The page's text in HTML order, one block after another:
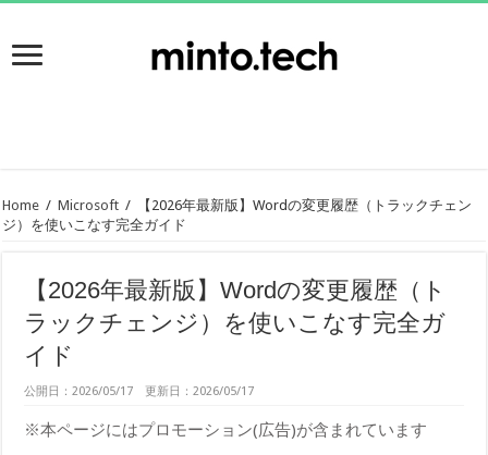
Home / Microsoft /
【2026年最新版】Wordの変更履歴（トラックチェン
ジ）を使いこなす完全ガイド
【2026年最新版】Wordの変更履歴（ト
ラックチェンジ）を使いこなす完全ガ
イド
公開日：2026/05/17 更新日：2026/05/17
※本ページにはプロモーション(広告)が含まれています